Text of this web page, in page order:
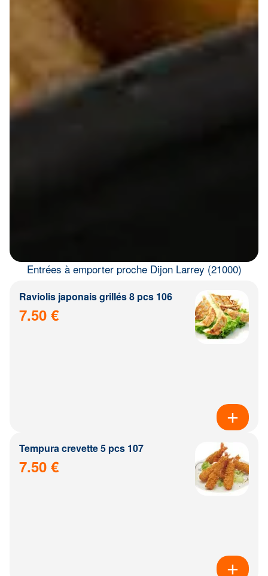
Entrées à emporter proche Dijon Larrey (21000)
Raviolis japonais grillés 8 pcs 106
7.50 €
Tempura crevette 5 pcs 107
7.50 €